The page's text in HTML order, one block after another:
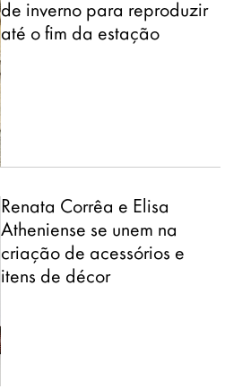
de inverno para reproduzir
até o fim da estação
Renata Corrêa e Elisa
Atheniense se unem na
criação de acessórios e
itens de décor